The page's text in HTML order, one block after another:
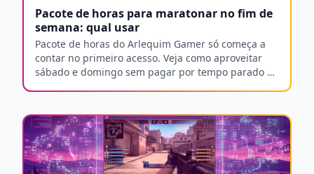
Pacote de horas para maratonar no fim de
semana: qual usar
Pacote de horas do Arlequim Gamer só começa a
contar no primeiro acesso. Veja como aproveitar
sábado e domingo sem pagar por tempo parado à